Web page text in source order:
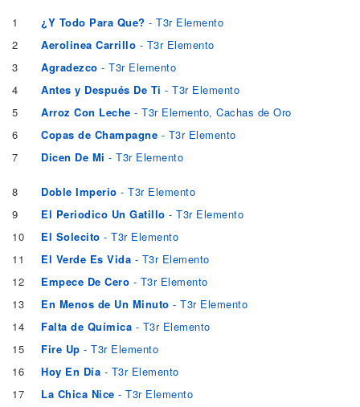
1 ¿Y Todo Para Que? - T3r Elemento
2
Aerolinea Carrillo - T3r Elemento
3
Agradezco - T3r Elemento
4
Antes y Después De Ti - T3r Elemento
5
Arroz Con Leche - T3r Elemento, Cachas de Oro
6
Copas de Champagne - T3r Elemento
7
Dicen De Mi - T3r Elemento
8 Doble Imperio - T3r Elemento
9
El Periodico Un Gatillo - T3r Elemento
10
El Solecito - T3r Elemento
11
El Verde Es Vida - T3r Elemento
12
Empece De Cero - T3r Elemento
13
En Menos de Un Minuto - T3r Elemento
14
Falta de Química - T3r Elemento
15
Fire Up - T3r Elemento
16
Hoy En Día - T3r Elemento
17
La Chica Nice - T3r Elemento